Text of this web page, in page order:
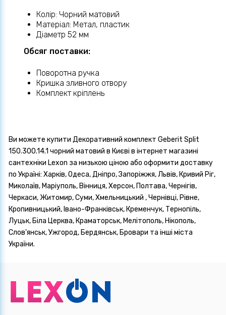
Колір: Чорний матовий
Матеріал: Метал, пластик
Діаметр 52 мм
Обсяг поставки:
Поворотна ручка
Кришка зливного отвору
Комплект кріплень
Ви можете купити Декоративний комплект Geberit Split
150.300.14.1 чорний матовий в Києві в інтернет магазині
сантехніки Lexon за низькою ціною або оформити доставку
по Україні: Харків, Одеса, Дніпро, Запоріжжя, Львів, Кривий Ріг,
Миколаїв, Маріуполь, Вінниця, Херсон, Полтава, Чернігів,
Черкаси, Житомир, Суми, Хмельницький , Чернівці, Рівне,
Кропивницький, Івано-Франківськ, Кременчук, Тернопіль,
Луцьк, Біла Церква, Краматорськ, Мелітополь, Нікополь,
Слов'янськ, Ужгород, Бердянськ, Бровари та інші міста
України.